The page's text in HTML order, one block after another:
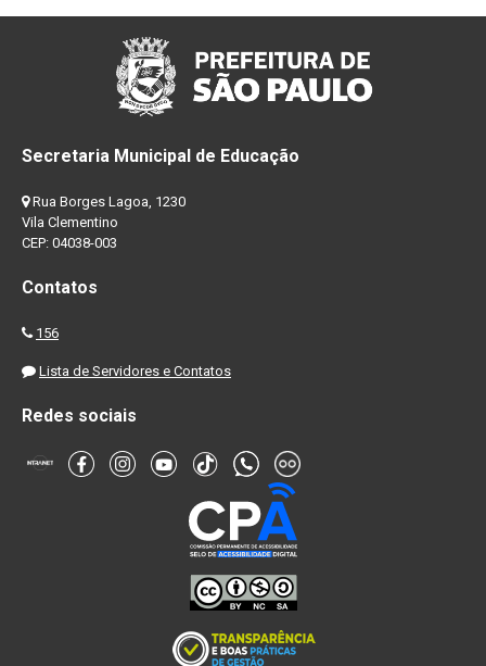
Secretaria Municipal de Educação
Rua Borges Lagoa, 1230
Vila Clementino
CEP: 04038-003
Contatos
156
Lista de Servidores e Contatos
Redes sociais